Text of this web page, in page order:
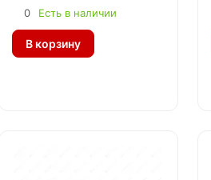
0 Есть в наличии
В корзину